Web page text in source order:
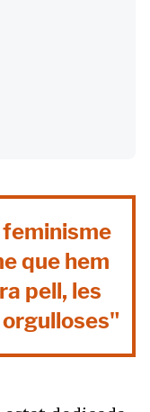
que hem
pell, les